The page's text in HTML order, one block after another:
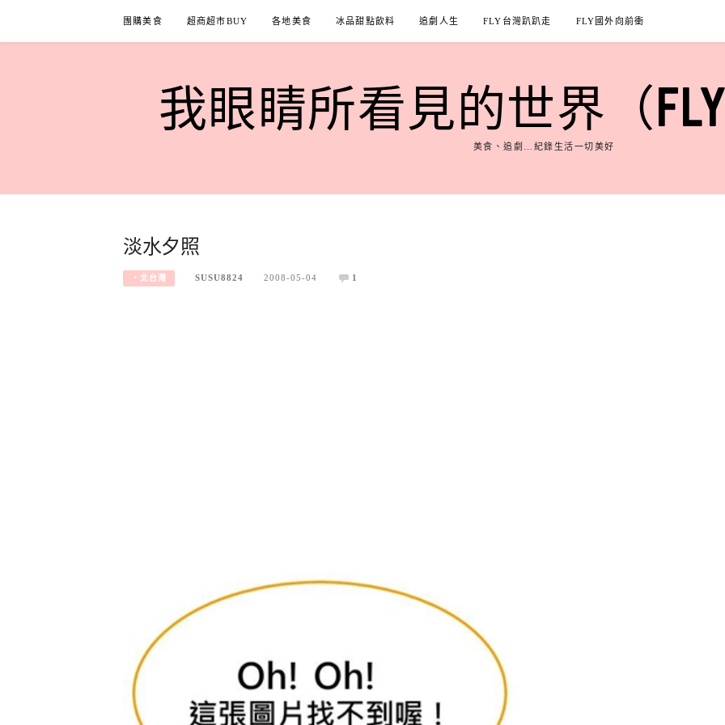
content
團購美食 超商超市BUY 各地美食 冰品甜點飲料 追劇人生 FLY台灣趴趴走 FLY國外向前衝
我眼睛所看見的世界（
美食、追劇…紀錄生活一切美好
淡水夕照
‧北台灣 SUSU8824 2008-05-04 1